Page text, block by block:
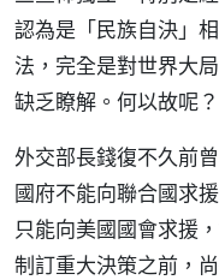
認為是「民族自決」
法，完全是對世界大
缺乏瞭解。何以故呢？
外交部長錢復不久前
國府不能向聯合國求
只能向美國國會求援
制訂重大決策之前，